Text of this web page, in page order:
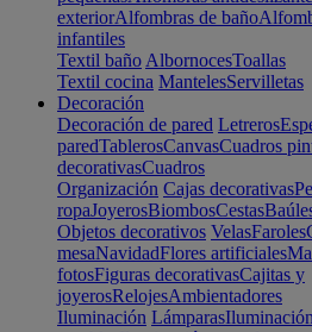
exteriorAlfombras de baño
infantiles
Textil baño AlbornocesToallas
Textil cocina MantelesServilletas
Decoración
Decoración de pared Letreros
paredTablerosCanvasCuadros
decorativasCuadros
Organización Cajas decorativas
ropaJoyerosBiombosCestas
Objetos decorativos VelasFaroles
mesaNavidadFlores artificiales
fotosFiguras decorativasCajitas y
joyerosRelojesAmbientadores
Iluminación Lámparas